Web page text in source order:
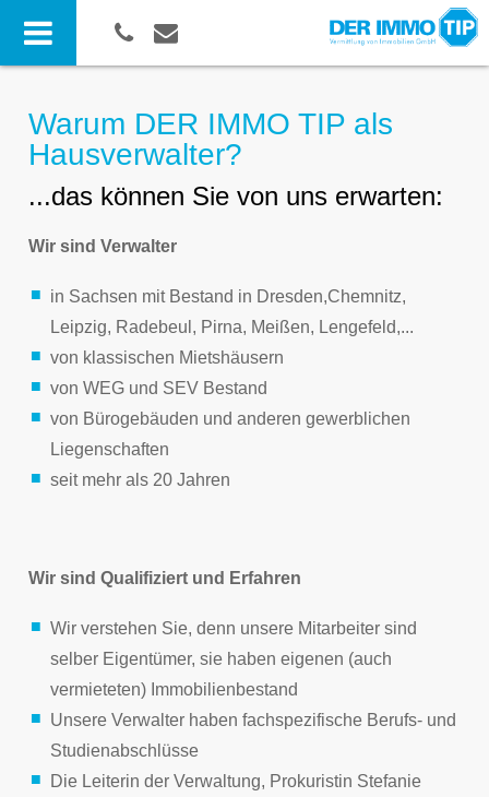
Warum DER IMMO TIP als
Hausverwalter?
...das können Sie von uns erwarten:
Wir sind Verwalter
in Sachsen mit Bestand in Dresden,Chemnitz,
Leipzig, Radebeul, Pirna, Meißen, Lengefeld,...
von klassischen Mietshäusern
von WEG und SEV Bestand
von Bürogebäuden und anderen gewerblichen
Liegenschaften
seit mehr als 20 Jahren
Wir sind Qualifiziert und Erfahren
Wir verstehen Sie, denn unsere Mitarbeiter sind
selber Eigentümer, sie haben eigenen (auch
vermieteten) Immobilienbestand
Unsere Verwalter haben fachspezifische Berufs- und
Studienabschlüsse
Die Leiterin der Verwaltung, Prokuristin Stefanie